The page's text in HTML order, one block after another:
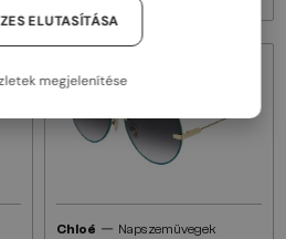
Chloé — Napszemüvegek
ELUTASÍTÁSA
megjelenítése